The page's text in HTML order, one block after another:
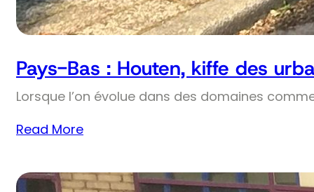
Pays-Bas : Houten, kiffe des
Lorsque l’on évolue dans des domaines
Read More